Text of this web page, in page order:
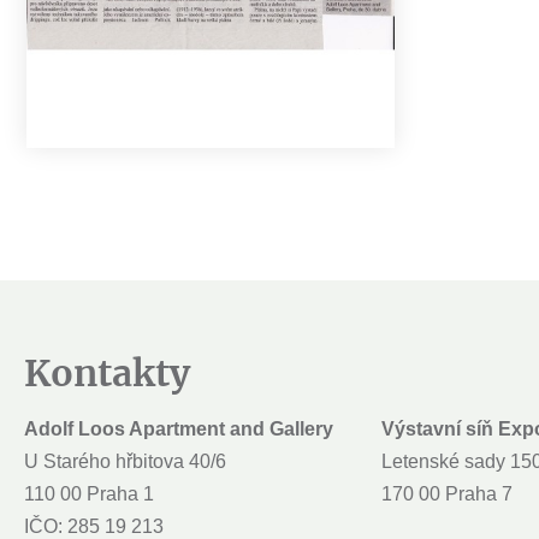
Kontakty
Adolf Loos Apartment and Gallery
U Starého hřbitova 40/6
110 00 Praha 1
IČO: 285 19 213
Výstavní síň
Letenské sady
170 00 Praha 7